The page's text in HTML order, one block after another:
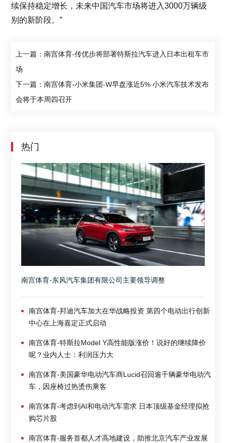
续保持稳定增长，未来中国汽车市场将进入3000万辆级
别的新阶段。”
上一篇：南宫体育-传优步将部署特斯拉汽车进入日本出租车市
场
下一篇：南宫体育-小米集团-W早盘涨近5% 小米汽车技术发布
会将于本周四召开
热门
南宫体育-东风汽车集团有限公司主要领导调整
南宫体育-邦迪汽车加大在华战略投资 第四个电动出行创新
中心在上海嘉定正式启动
南宫体育-特斯拉Model Y高性能版涨价！说好的继续降价
呢？业内人士：利润压力大
南宫体育-美国豪华电动汽车商Lucid召回逾千辆豪华电动汽
车，因座椅过热烫伤乘客
南宫体育-考虑到AI和电动汽车需求 日本顶级基金经理拟抢
购芯片股
南宫体育-服务首都人才高地建设，助推北京汽车产业发展